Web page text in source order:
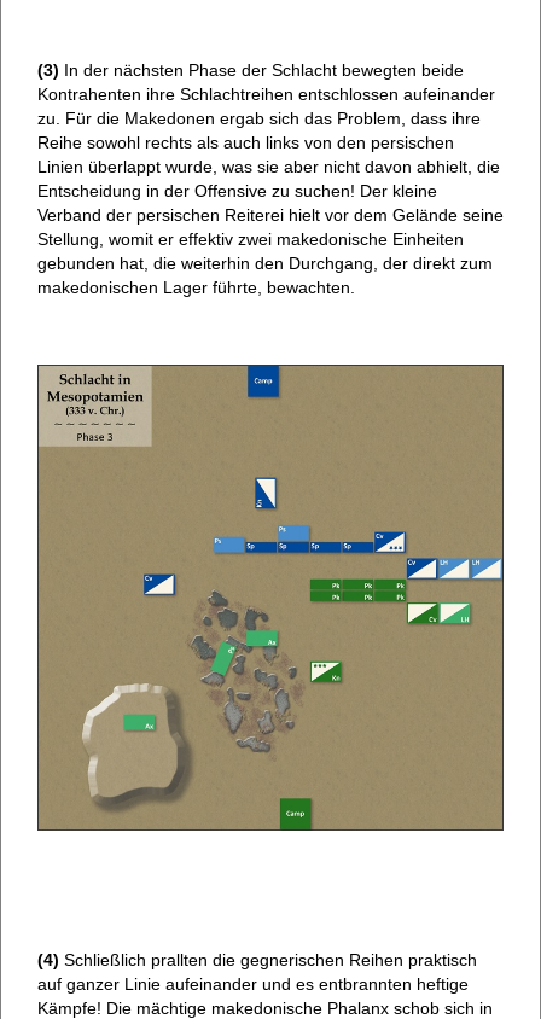
(3) In der nächsten Phase der Schlacht bewegten beide
Kontrahenten ihre Schlachtreihen entschlossen aufeinander
zu. Für die Makedonen ergab sich das Problem, dass ihre
Reihe sowohl rechts als auch links von den persischen
Linien überlappt wurde, was sie aber nicht davon abhielt, die
Entscheidung in der Offensive zu suchen! Der kleine
Verband der persischen Reiterei hielt vor dem Gelände seine
Stellung, womit er effektiv zwei makedonische Einheiten
gebunden hat, die weiterhin den Durchgang, der direkt zum
makedonischen Lager führte, bewachten.
(4) Schließlich prallten die gegnerischen Reihen praktisch
auf ganzer Linie aufeinander und es entbrannten heftige
Kämpfe! Die mächtige makedonische Phalanx schob sich in